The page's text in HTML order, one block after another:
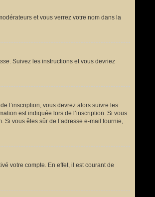
et vous verrez votre nom dans la
. Suivez les instructions et vous devriez
l’inscription, vous devrez alors suivre les
est indiquée lors de l’inscription. Si vous
Si vous êtes sûr de l’adresse e-mail fournie,
votre compte. En effet, il est courant de